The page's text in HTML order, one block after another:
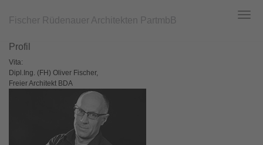
Hauptinhalt
Fischer Rüdenauer Architekten PartmbB
Profil
Vita:
Dipl.Ing. (FH) Oliver Fischer,
Freier Architekt BDA